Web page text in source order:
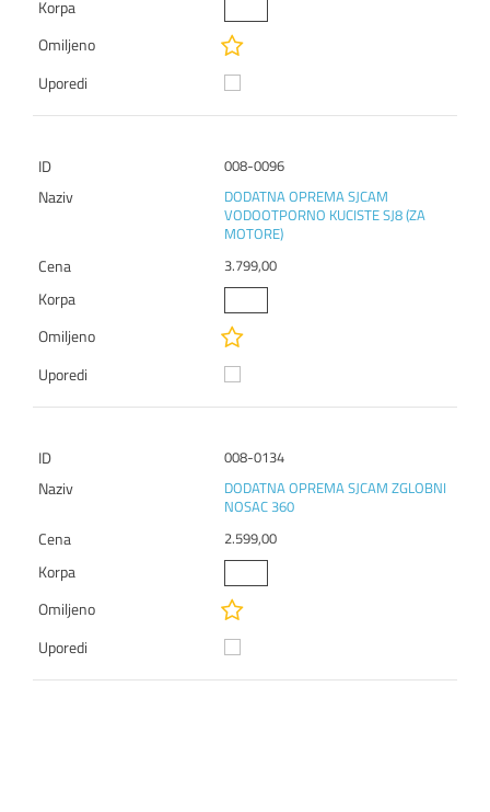
008-0096
DODATNA OPREMA SJCAM
VODOOTPORNO KUCISTE SJ8 (ZA
MOTORE)
3.799,00
008-0134
DODATNA OPREMA SJCAM ZGLOBNI
NOSAC 360
2.599,00